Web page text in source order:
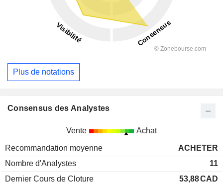
Plus de notations
Consensus des Analystes
Vente Achat
Recommandation moyenne
ACHETER
Nombre d'Analystes
11
Dernier Cours de Cloture
53,88CAD